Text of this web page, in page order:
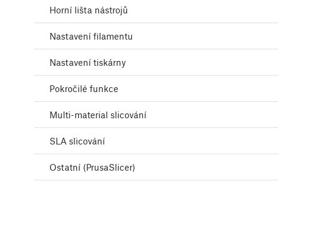
Horní lišta nástrojů
Nastavení filamentu
Nastavení tiskárny
Pokročilé funkce
Multi-material slicování
SLA slicování
Ostatní (PrusaSlicer)